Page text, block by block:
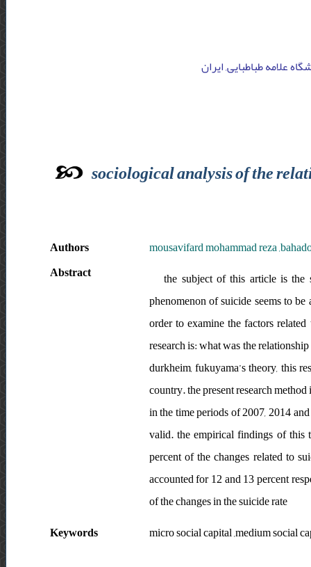
علامه طباطبایی, ایران
sociological analysis of the
Authors
mousavifard mohammad reza
Abstract
the subject of this article is the
phenomenon of suicide seems to
order to examine the factors
research is: what was the
durkheim, fukuyama’s theory, this
country. the present research
in the time periods of 2007, 2014
valid. the empirical findings of this
percent of the changes related to
accounted for 12 and 13 percent
of the changes in the suicide rate
Keywords
micro social capital ,medium social